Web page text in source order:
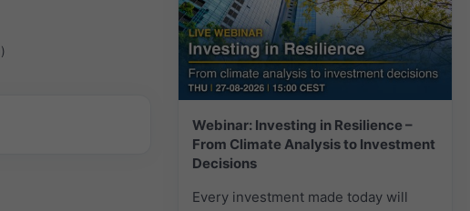
Webinar: Investing in Resilience –
From Climate Analysis to Investment
Decisions
Every investment made today will